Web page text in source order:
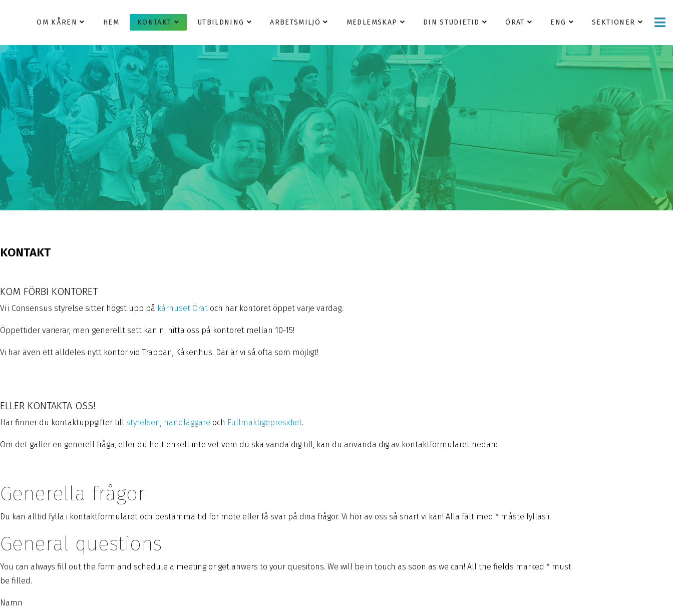
OM KÅREN HEM KONTAKT UTBILDNING ARBETSMILJÖ MEDLEMSKAP DIN STUDIETID ÖRAT ENG SEKTIONER
KONTAKT
KOM FÖRBI KONTORET
Vi i Consensus styrelse sitter högst upp på kårhuset Örat och har kontoret öppet varje vardag.
Öppettider varierar, men generellt sett kan ni hitta oss på kontoret mellan 10-15!
Vi har även ett alldeles nytt kontor vid Trappan, Kåkenhus. Där är vi så ofta som möjligt!
ELLER KONTAKTA OSS!
Här finner du kontaktuppgifter till styrelsen, handläggare och Fullmäktigepresidiet.
Om det gäller en generell fråga, eller du helt enkelt inte vet vem du ska vända dig till, kan du använda dig av kontaktformuläret nedan:
Generella frågor
Du kan alltid fylla i kontaktformuläret och bestämma tid för möte eller få svar på dina frågor. Vi hör av oss så snart vi kan! Alla fält med * måste fyllas i.
General questions
You can always fill out the form and schedule a meeting or get anwers to your quesitons. We will be in touch as soon as we can! All the fields marked * must
be filled.
Namn